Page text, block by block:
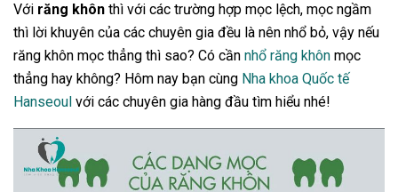
Với răng khôn thì với các trường hợp mọc lệch, mọc ngầm
thì lời khuyên của các chuyên gia đều là nên nhổ bỏ, vậy nếu
răng khôn mọc thẳng thì sao? Có cần nhổ răng khôn mọc
thẳng hay không? Hôm nay bạn cùng Nha khoa Quốc tế
Hanseoul với các chuyên gia hàng đầu tìm hiểu nhé!